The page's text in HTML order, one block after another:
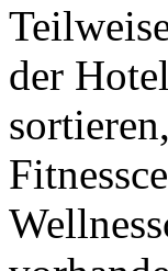
der